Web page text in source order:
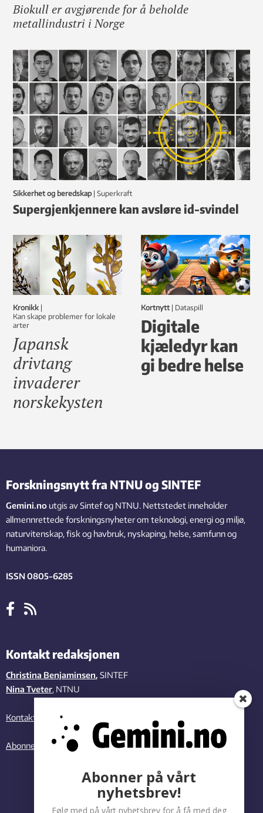
Biokull er avgjørende for å beholde
metallindustri i Norge
Sikkerhet og beredskap | Superkraft
Supergjenkjennere kan avsløre id-svindel
Kronikk |
Kan skape problemer for lokale
arter
Japansk
drivtang
invaderer
norskekysten
Kortnytt | dataspill
Digitale
kjæledyr kan
gi bedre helse
Forskningsnytt fra NTNU og SINTEF
Gemini.no utgis av Sintef og NTNU. Nettstedet inneholder
allmennrettede forskningsnyheter om teknologi, energi og miljø,
naturvitenskap, fisk og havbruk, nyskaping, helse, samfunn og
humaniora.
ISSN 0805-6285
Kontakt redaksjonen
Christina Benjaminsen, SINTEF
Nina Tveter, NTNU
Kontakt oss
Abonner på vårt nyhetsbrev
Abonner på vårt
nyhetsbrev!
Følg med på vårt nyhetsbrev for å få med deg